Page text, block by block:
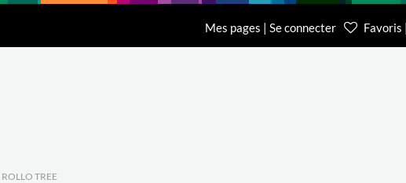
Mes pages | Se connecter Favoris
01 64 68 06 06
Accueil Eurobib Direct
01 86 65 59 70
TREE